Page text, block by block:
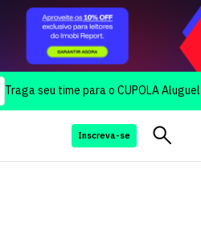
time para o CUPOLA Aluguel Day
Inscreva-se